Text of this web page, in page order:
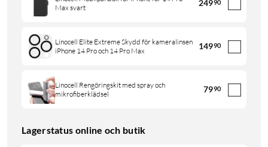
Max svart
24990
Linocell Elite Extreme Skydd för kameralinsen
iPhone 14 Pro och 14 Pro Max
14990
Linocell Rengöringskit med spray och
mikrofiberklädsel
7990
Lagerstatus online och butik